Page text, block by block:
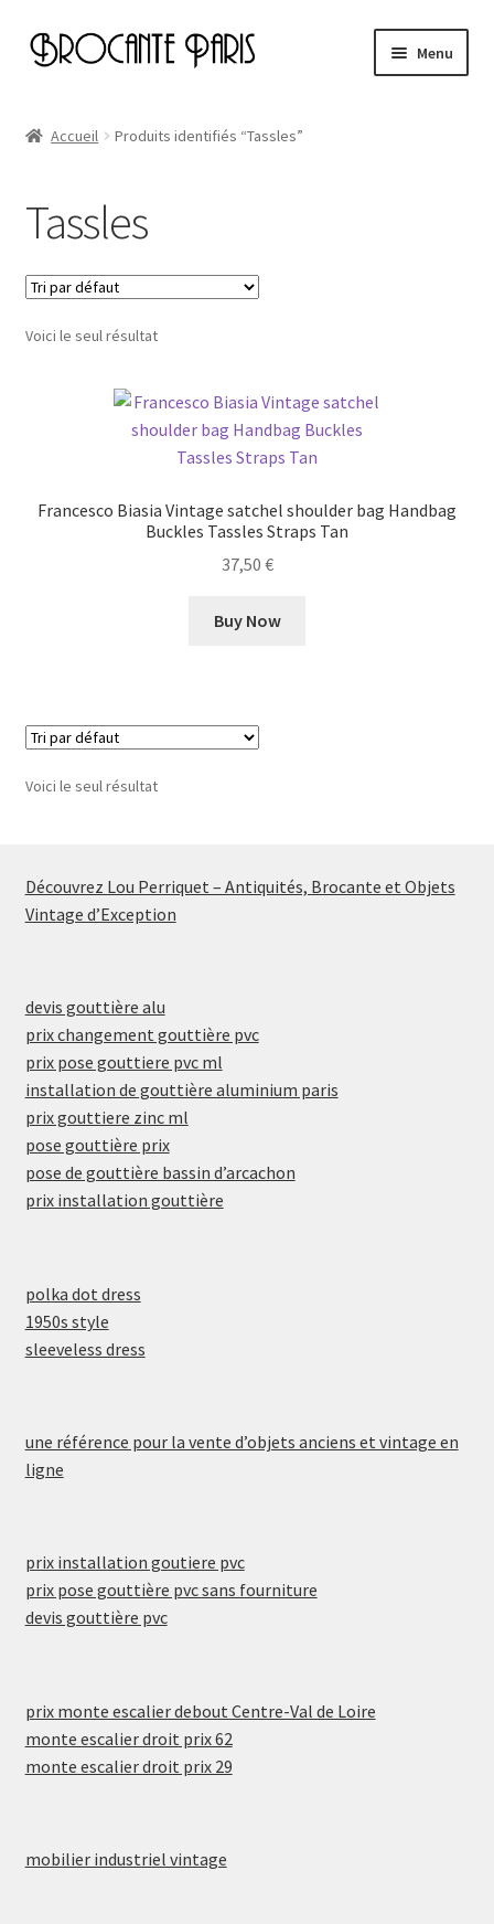
Aller
navigation
Aller
au
Menu
Checkout
My account
Page d’exemple
Accueil Produits identifiés “Tassles”
Tassles
Voici le seul résultat
Francesco Biasia Vintage satchel shoulder bag Handbag
Buckles Tassles Straps Tan
37,50 €
Buy Now
Voici le seul résultat
Découvrez Lou Perriquet – Antiquités, Brocante et Objets
Vintage d’Exception
devis gouttière alu
prix changement gouttière pvc
prix pose gouttiere pvc ml
installation de gouttière aluminium paris
prix gouttiere zinc ml
pose gouttière prix
pose de gouttière bassin d’arcachon
prix installation gouttière
polka dot dress
1950s style
sleeveless dress
une référence pour la vente d’objets anciens et vintage en
ligne
prix installation goutiere pvc
prix pose gouttière pvc sans fourniture
devis gouttière pvc
prix monte escalier debout Centre-Val de Loire
monte escalier droit prix 62
monte escalier droit prix 29
mobilier industriel vintage